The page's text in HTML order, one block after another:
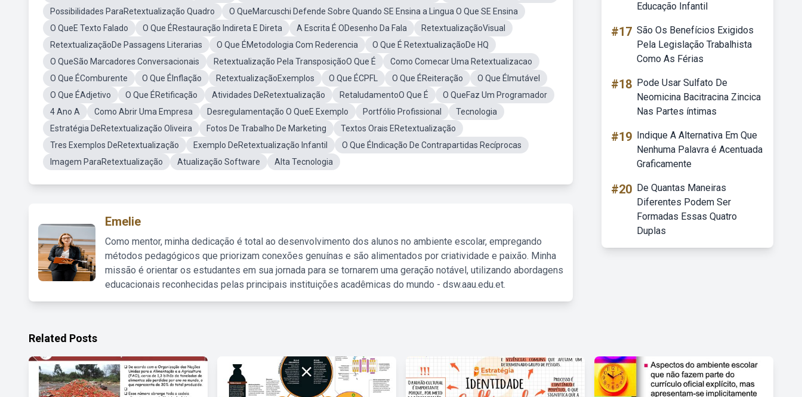
Possibilidades ParaRetextualização Quadro
O QueMarcuschi Defende Sobre Quando SE Ensina a Lingua O Que SE Ensina
O QueE Texto Falado
O Que ÉRestauração Indireta E Direta A Escrita É ODesenho Da Fala
RetextualizaçãoVisual
RetextualizaçãoDe Passagens Literarias
O Que ÉMetodologia Com Rederencia
O Que É RetextualizaçãoDe HQ
O QueSão Marcadores Conversacionais
Retextualização Pela TransposiçãoO Que É
Como Comecar Uma Retextualizacao
O Que ÉComburente
O Que ÉInflação RetextualizaçãoExemplos O Que ÉCPFL O Que ÉReiteração
O Que ÉImutável
O Que ÉAdjetivo
O Que ÉRetificação Atividades DeRetextualização RetaludamentoO Que É
O QueFaz Um Programador
4 Ano A
Como Abrir Uma Empresa Desregulamentação O QueE Exemplo Portfólio Profissional
Tecnologia
Estratégia DeRetextualização Oliveira
Fotos De Trabalho De Marketing
Textos Orais ERetextualização
Tres Exemplos DeRetextualização
Exemplo DeRetextualização Infantil
O Que ÉIndicação De Contrapartidas Recíprocas
Imagem ParaRetextualização
Atualização Software Alta Tecnologia
Emelie
Como mentor, minha dedicação é total ao desenvolvimento dos alunos no ambiente escolar, empregando
métodos pedagógicos que priorizam conexões genuínas e são alimentados por criatividade e paixão. Minha
missão é orientar os estudantes em sua jornada para se tornarem uma geração notável, utilizando abordagens
educacionais reconhecidas pelas principais instituições acadêmicas do mundo - dsw.aau.edu.et.
Educação Infantil
#17 São Os Benefícios Exigidos
Pela Legislação Trabalhista
Como As Férias
#18 Pode Usar Sulfato De
Neomicina Bacitracina Zincica
Nas Partes íntimas
#19 Indique A Alternativa Em Que
Nenhuma Palavra é Acentuada
Graficamente
#20 De Quantas Maneiras
Diferentes Podem Ser
Formadas Essas Quatro
Duplas
Related Posts